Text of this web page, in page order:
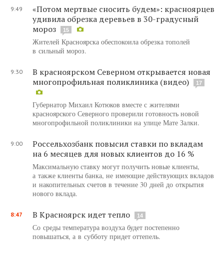
9:49
«Потом мертвые сносить будем»: красноярцев
удивила обрезка деревьев в 30-градусный
мороз
15
Жителей Красноярска обеспокоила обрезка тополей
в сильный мороз.
9:30
В красноярском Северном открывается новая
многопрофильная поликлиника (видео)
17
Губернатор Михаил Котюков вместе с жителями
красноярского Северного проверили готовность новой
многопрофильной поликлиники на улице Мате Залки.
9:00
Россельхозбанк повысил ставки по вкладам
на 6 месяцев для новых клиентов до 16 %
Максимальную ставку могут получить новые клиенты,
а также клиенты банка, не имеющие действующих вкладов
и накопительных счетов в течение 30 дней до открытия
нового вклада.
8:47 В Красноярск идет тепло 14
Со среды температура воздуха будет постепенно
повышаться, а в субботу придет оттепель.